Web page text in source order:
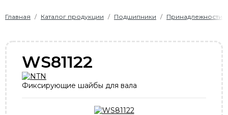
+7 (831) 215-14-27
order@podshipnik-nn.ru
Главная Каталог продукции Подшипники Принадлежности
WS81122
Фиксирующие шайбы для вала